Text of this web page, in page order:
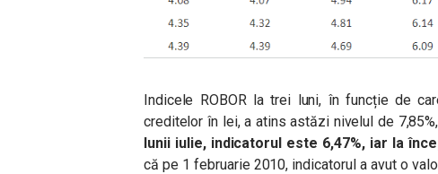
Indicele ROBOR la trei luni, în funcție de
creditelor în lei, a atins astăzi nivelul de
lunii iulie, indicatorul este 6,47%, iar la
că pe 1 februarie 2010, indicatorul a avut o